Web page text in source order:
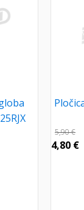
5,90€
4,80 €